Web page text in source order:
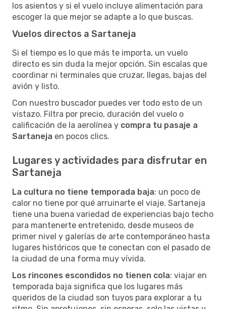
los asientos y si el vuelo incluye alimentación para
escoger la que mejor se adapte a lo que buscas.
Vuelos directos a Sartaneja
Si el tiempo es lo que más te importa, un vuelo
directo es sin duda la mejor opción. Sin escalas que
coordinar ni terminales que cruzar, llegas, bajas del
avión y listo.
Con nuestro buscador puedes ver todo esto de un
vistazo. Filtra por precio, duración del vuelo o
calificación de la aerolínea y compra tu pasaje a
Sartaneja en pocos clics.
Lugares y actividades para disfrutar en
Sartaneja
La cultura no tiene temporada baja: un poco de
calor no tiene por qué arruinarte el viaje. Sartaneja
tiene una buena variedad de experiencias bajo techo
para mantenerte entretenido, desde museos de
primer nivel y galerías de arte contemporáneo hasta
lugares históricos que te conectan con el pasado de
la ciudad de una forma muy vívida.
Los rincones escondidos no tienen cola: viajar en
temporada baja significa que los lugares más
queridos de la ciudad son tuyos para explorar a tu